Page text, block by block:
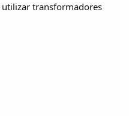
utilizar transformadores